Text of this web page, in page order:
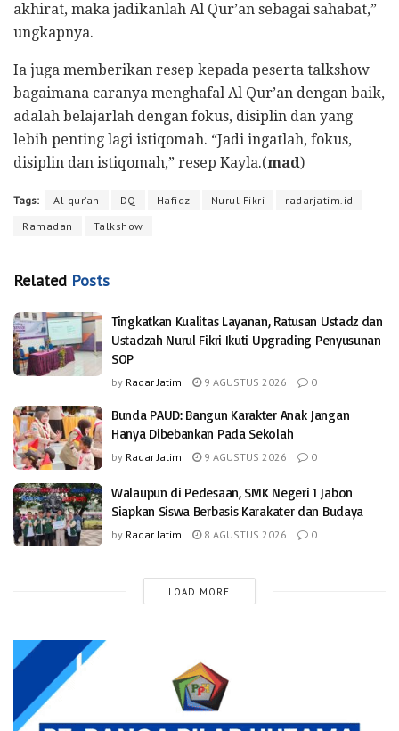
akhirat, maka jadikanlah Al Qur’an sebagai sahabat,”
ungkapnya.
Ia juga memberikan resep kepada peserta talkshow
bagaimana caranya menghafal Al Qur’an dengan baik,
adalah belajarlah dengan fokus, disiplin dan yang
lebih penting lagi istiqomah. “Jadi ingatlah, fokus,
disiplin dan istiqomah,” resep Kayla.(mad)
Tags: Al qur’an DQ Hafidz Nurul Fikri
radarjatim.id
Ramadan
Talkshow
Related Posts
Tingkatkan Kualitas Layanan, Ratusan Ustadz dan
Ustadzah Nurul Fikri Ikuti Upgrading Penyusunan
SOP
by Radar Jatim 9 AGUSTUS 2026 0
Bunda PAUD: Bangun Karakter Anak Jangan
Hanya Dibebankan Pada Sekolah
by Radar Jatim 9 AGUSTUS 2026 0
Walaupun di Pedesaan, SMK Negeri 1 Jabon
Siapkan Siswa Berbasis Karakater dan Budaya
by Radar Jatim 8 AGUSTUS 2026 0
LOAD MORE